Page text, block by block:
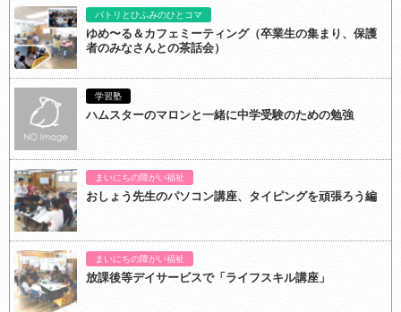
パトリとひふみのひとコマ
ゆめ〜る＆カフェミーティング（卒業生の集まり、保護
者のみなさんとの茶話会）
学習塾
ハムスターのマロンと一緒に中学受験のための勉強
まいにちの障がい福祉
おしょう先生のパソコン講座、タイピングを頑張ろう編
まいにちの障がい福祉
放課後等デイサービスで「ライフスキル講座」